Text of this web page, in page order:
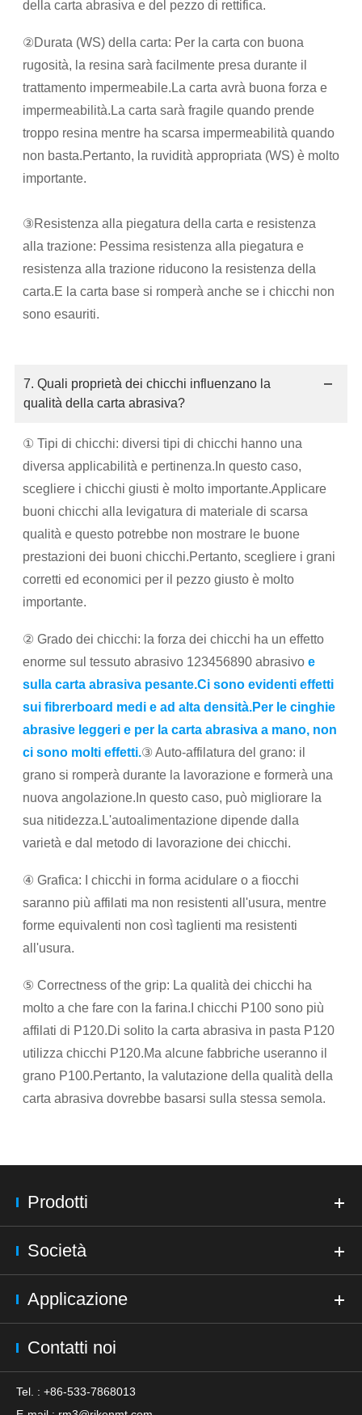
della carta abrasiva e del pezzo di rettifica.
②Durata (WS) della carta: Per la carta con buona
rugosità, la resina sarà facilmente presa durante il
trattamento impermeabile.La carta avrà buona forza e
impermeabilità.La carta sarà fragile quando prende
troppo resina mentre ha scarsa impermeabilità quando
non basta.Pertanto, la ruvidità appropriata (WS) è molto
importante.
③Resistenza alla piegatura della carta e resistenza
alla trazione: Pessima resistenza alla piegatura e
resistenza alla trazione riducono la resistenza della
carta.E la carta base si romperà anche se i chicchi non
sono esauriti.
7. Quali proprietà dei chicchi influenzano la
qualità della carta abrasiva?
① Tipi di chicchi: diversi tipi di chicchi hanno una
diversa applicabilità e pertinenza.In questo caso,
scegliere i chicchi giusti è molto importante.Applicare
buoni chicchi alla levigatura di materiale di scarsa
qualità e questo potrebbe non mostrare le buone
prestazioni dei buoni chicchi.Pertanto, scegliere i grani
corretti ed economici per il pezzo giusto è molto
importante.
② Grado dei chicchi: la forza dei chicchi ha un effetto
enorme sul tessuto abrasivo 123456890 abrasivo e
sulla carta abrasiva pesante.Ci sono evidenti effetti
sui fibrerboard medi e ad alta densità.Per le cinghie
abrasive leggeri e per la carta abrasiva a mano, non
ci sono molti effetti.③ Auto-affilatura del grano: il
grano si romperà durante la lavorazione e formerà una
nuova angolazione.In questo caso, può migliorare la
sua nitidezza.L'autoalimentazione dipende dalla
varietà e dal metodo di lavorazione dei chicchi.
④ Grafica: I chicchi in forma acidulare o a fiocchi
saranno più affilati ma non resistenti all'usura, mentre
forme equivalenti non così taglienti ma resistenti
all'usura.
⑤ Correctness of the grip: La qualità dei chicchi ha
molto a che fare con la farina.I chicchi P100 sono più
affilati di P120.Di solito la carta abrasiva in pasta P120
utilizza chicchi P120.Ma alcune fabbriche useranno il
grano P100.Pertanto, la valutazione della qualità della
carta abrasiva dovrebbe basarsi sulla stessa semola.
Prodotti
Società
Applicazione
Contatti noi
Tel. : +86-533-7868013